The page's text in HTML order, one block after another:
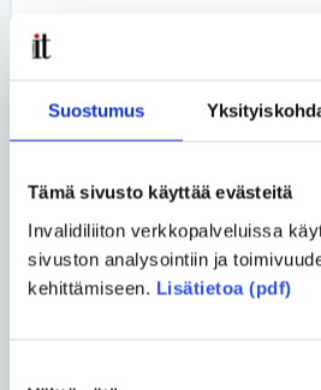
Suostumus
Tämä sivusto käyttää evästeitä
Invalidiliiton verkkopalveluissa
sivuston analysointiin ja
kehittämiseen. Lisätietoa (pdf)
Yhteiskuntamme ongelma on
nähdään usein rajoitteidensa
yksinäisyyttä. Asiaa voitaisiin
monipuolistamalla kuvaa
Lue lisää avointa puhetta
vammaisuudesta sivuiltani